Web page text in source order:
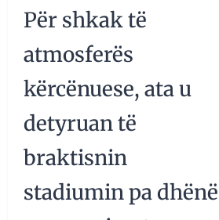
Për shkak të
atmosferës
kërcënuese, ata u
detyruan të
braktisnin
stadiumin pa dhënë